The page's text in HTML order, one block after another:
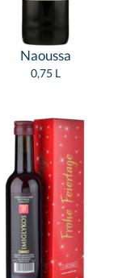
Naoussa
0,75 L